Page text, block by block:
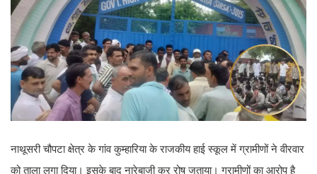
नाथूसरी चौपटा क्षेत्र के गांव कुम्हारिया के राजकीय हाई स्कूल में ग्रामीणों ने वीरवार
को ताला लगा दिया। इसके बाद नारेबाजी कर रोष जताया। ग्रामीणों का आरोप है